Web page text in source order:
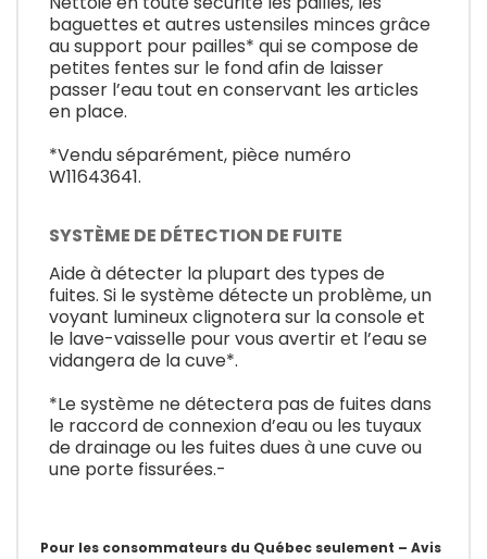
baguettes et autres ustensiles minces grâce
au support pour pailles* qui se compose de
petites fentes sur le fond afin de laisser
passer l’eau tout en conservant les articles
en place.
*Vendu séparément, pièce numéro
W11643641.
SYSTÈME DE DÉTECTION DE FUITE
Aide à détecter la plupart des types de
fuites. Si le système détecte un problème, un
voyant lumineux clignotera sur la console et
le lave-vaisselle pour vous avertir et l’eau se
vidangera de la cuve*.
*Le système ne détectera pas de fuites dans
le raccord de connexion d’eau ou les tuyaux
de drainage ou les fuites dues à une cuve ou
une porte fissurées.-
Pour les consommateurs du Québec seulement – Avis